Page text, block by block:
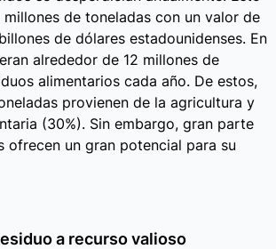
millones de toneladas con un valor de
de dólares estadounidenses. En
alrededor de 12 millones de
alimentarios cada año. De estos,
provienen de la agricultura y
(30%). Sin embargo, gran parte
ofrecen un gran potencial para su
a recurso valioso